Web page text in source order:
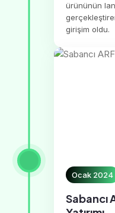
ürününün
girişim oldu.
Ocak 2024
Sabancı